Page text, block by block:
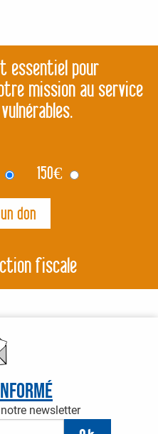
essentiel pour
mission au service
150€
fiscale
newsletter